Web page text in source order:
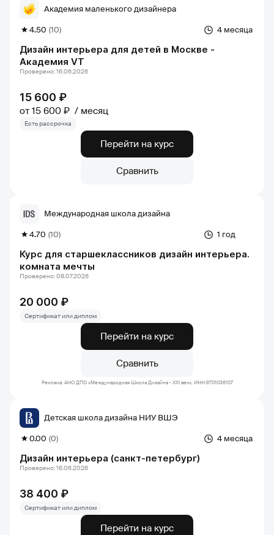
Дизайн интерьера для детей в Москве -
Академия VT
4 месяца
4.50 (10)
Академия маленького дизайнера
15 600 ₽
от 15 600 ₽ месяц
Проверено: 16.06.2026
Есть рассрочка
Перейти на курс
Сравнить
Курс для старшеклассников дизайн интерьера.
комната мечты
1 год
4.70 (10)
Международная школа дизайна
20 000 ₽
Проверено: 08.07.2026
Сертификат или диплом
Перейти на курс
Сравнить
Реклама. АНО ДПО «Международная Школа Дизайна - XXI век», ИНН:9701036107
Дизайн интерьера (санкт-петербург)
4 месяца
0.00 (0)
Детская школа дизайна НИУ ВШЭ
38 400 ₽
Проверено: 16.06.2026
Сертификат или диплом
Перейти на курс